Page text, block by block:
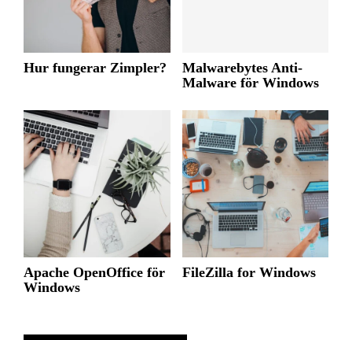
Hur fungerar Zimpler?
Malwarebytes Anti-
Malware för Windows
Apache OpenOffice för
Windows
FileZilla for Windows